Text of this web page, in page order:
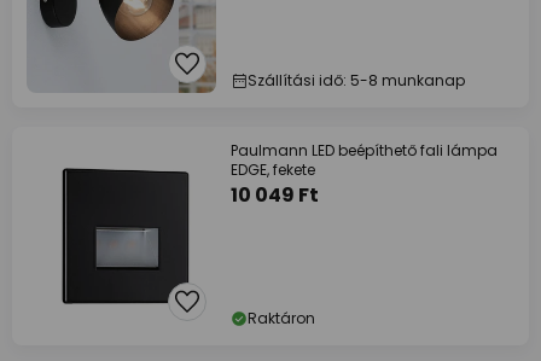
Szállítási idő: 5-8 munkanap
Paulmann LED beépíthető fali lámpa
EDGE, fekete
10 049 Ft
Raktáron